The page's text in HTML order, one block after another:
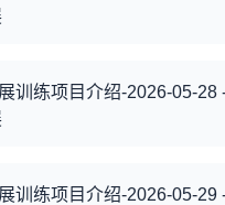
训练项目介绍-2026-05-28
训练项目介绍-2026-05-29